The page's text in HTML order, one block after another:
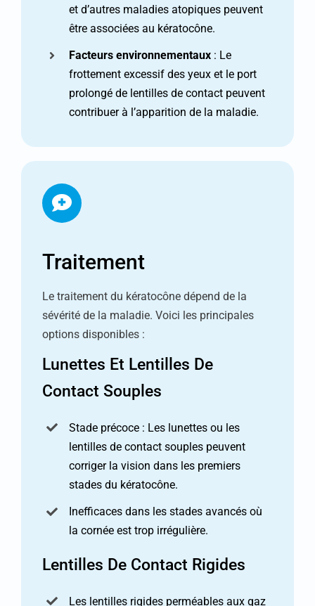
et d’autres maladies atopiques peuvent
être associées au kératocône.
Facteurs environnementaux : Le
frottement excessif des yeux et le port
prolongé de lentilles de contact peuvent
contribuer à l’apparition de la maladie.
Traitement
Le traitement du kératocône dépend de la
sévérité de la maladie. Voici les principales
options disponibles :
Lunettes Et Lentilles De
Contact Souples
Stade précoce : Les lunettes ou les
lentilles de contact souples peuvent
corriger la vision dans les premiers
stades du kératocône.
Inefficaces dans les stades avancés où
la cornée est trop irrégulière.
Lentilles De Contact Rigides
Les lentilles rigides perméables aux gaz